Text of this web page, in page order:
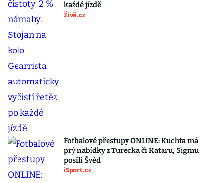
každé jízdě
Živě.cz
Fotbalové přestupy ONLINE: Kuchta má
prý nabídky z Turecka či Kataru, Sigmu
posílí Švéd
iSport.cz